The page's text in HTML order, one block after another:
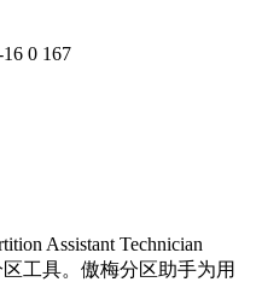
16 0 167
Assistant Technician
工具。傲梅分区助手为用